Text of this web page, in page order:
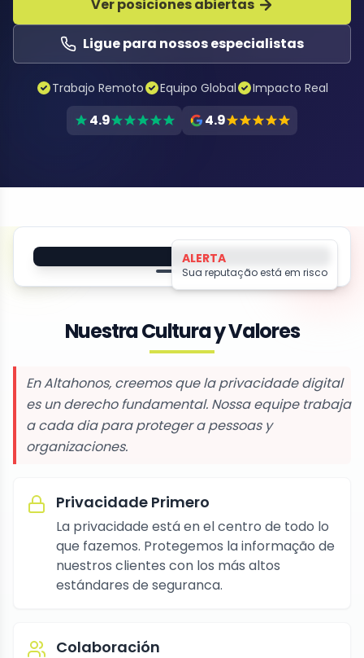
Ver posiciones abiertas
Ligue para nossos especialistas
Trabajo Remoto Equipo Global Impacto Real
4.9 4.9
Nuestra Cultura y Valores
En Altahonos, creemos que la privacidade digital
es un derecho fundamental. Nossa equipe trabaja
a cada dia para proteger a pessoas y
organizaciones.
Privacidade Primero
La privacidade está en el centro de todo lo
que fazemos. Protegemos la informação de
nuestros clientes con los más altos
estándares de seguranca.
Colaboración
Seu nome
Ameaça de
Chantagem
Conteúdo
Protegido por Altahonos
ALERTA
Sua reputação está em risco